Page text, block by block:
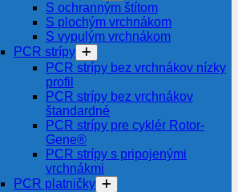
S ochranným štítom
S plochým vrchnákom
S vypulým vrchnákom
PCR strípy
PCR strípy bez vrchnákov nízky
profil
PCR strípy bez vrchnákov
štandardné
PCR strípy pre cyklér Rotor-
Gene®
PCR strípy s pripojenými
vrchnákmi
PCR platničky